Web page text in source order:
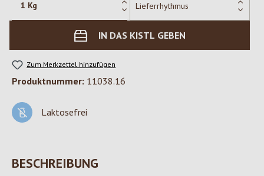
IN DAS KISTL GEBEN
Zum Merkzettel hinzufügen
Produktnummer: 11038.16
Laktosefrei
BESCHREIBUNG